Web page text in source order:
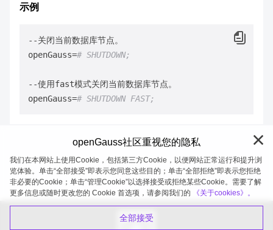
示例
--关闭当前数据库节点。
openGauss=# SHUTDOWN;
--使用fast模式关闭当前数据库节点。
openGauss=# SHUTDOWN FAST;
openGauss 2026-08-05 20:27:52
openGauss社区重视您的隐私
我们在本网站上使用Cookie，包括第三方Cookie，以便网站正常运行和提升浏
览体验。单击“全部接受”即表示您同意这些目的；单击“全部拒绝”即表示您拒绝
非必要的Cookie；单击“管理Cookie”以选择接受或拒绝某些Cookie。需要了解
更多信息或随时更改您的 Cookie 首选项，请参阅我们的
《关于cookies》。
全部接受